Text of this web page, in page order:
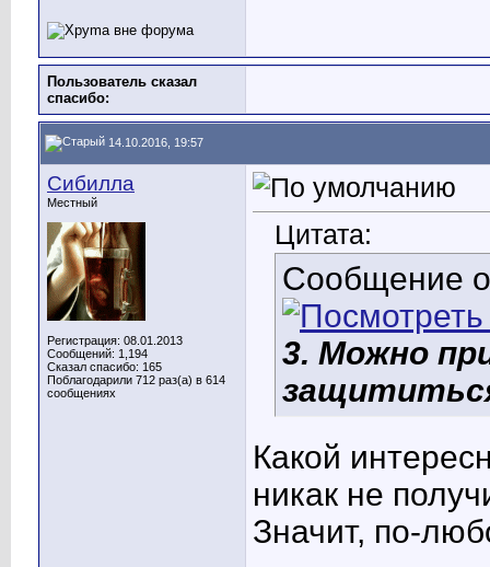
Пользователь сказал
cпасибо:
14.10.2016, 19:57
Сибилла
Местный
Регистрация: 08.01.2013
Сообщений: 1,194
Сказал спасибо: 165
Поблагодарили 712 раз(а) в 614
сообщениях
Цитата:
Сообщение
3. Можно
Какой
никак не
Значит, по-